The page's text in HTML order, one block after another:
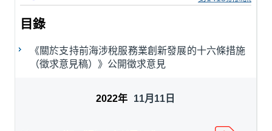
目錄
《關於支持前海涉稅服務業創新發展的十六條措施
（徵求意見稿）》公開徵求意見
11月11日